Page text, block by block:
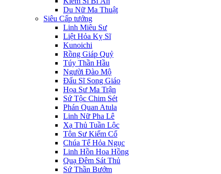
Du Nữ Ma Thuật
Siêu Cấp tướng
Linh Miêu Sư
Liệt Hỏa Kỵ Sĩ
Kunoichi
Rồng Giáp Quỷ
Túy Thần Hầu
Người Đào Mộ
Đấu Sĩ Song Giáo
Họa Sư Ma Trận
Sứ Tộc Chim Sét
Phán Quan Atula
Linh Nữ Pha Lê
Xạ Thủ Tuần Lộc
Tôn Sư Kiếm Cổ
Chúa Tể Hỏa Ngục
Linh Hồn Hoa Hồng
Quạ Đêm Sát Thủ
Sứ Thần Bướm